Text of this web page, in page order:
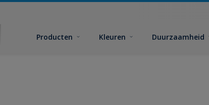
Producten Kleuren Duurzaamheid